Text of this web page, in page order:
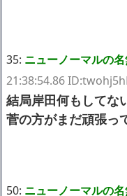
35: ニューノーマルの
21:38:54.86
結局岸田何もしてな
菅の方がまだ頑張っ
50: ニューノーマルの